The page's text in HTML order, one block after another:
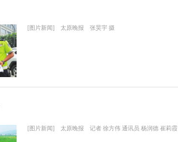
[图片新闻] 太原晚报 张昊宇 摄
[图片新闻] 太原晚报 记者 徐方伟 通讯员 杨润德 崔莉霞